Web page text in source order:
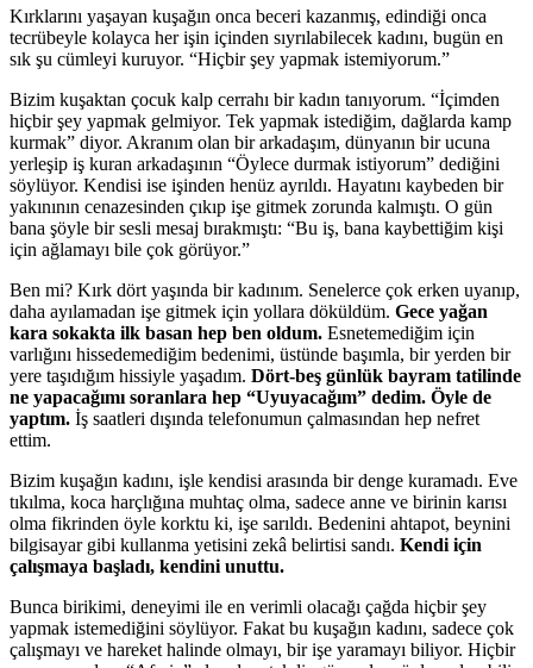
Kırklarını yaşayan kuşağın onca beceri kazanmış, edindiği onca
tecrübeyle kolayca her işin içinden sıyrılabilecek kadını, bugün en
sık şu cümleyi kuruyor. “Hiçbir şey yapmak istemiyorum.”
Bizim kuşaktan çocuk kalp cerrahı bir kadın tanıyorum. “İçimden
hiçbir şey yapmak gelmiyor. Tek yapmak istediğim, dağlarda kamp
kurmak” diyor. Akranım olan bir arkadaşım, dünyanın bir ucuna
yerleşip iş kuran arkadaşının “Öylece durmak istiyorum” dediğini
söylüyor. Kendisi ise işinden henüz ayrıldı. Hayatını kaybeden bir
yakınının cenazesinden çıkıp işe gitmek zorunda kalmıştı. O gün
bana şöyle bir sesli mesaj bırakmıştı: “Bu iş, bana kaybettiğim kişi
için ağlamayı bile çok görüyor.”
Ben mi? Kırk dört yaşında bir kadınım. Senelerce çok erken uyanıp,
daha ayılamadan işe gitmek için yollara döküldüm. Gece yağan
kara sokakta ilk basan hep ben oldum. Esnetemediğim için
varlığını hissedemediğim bedenimi, üstünde başımla, bir yerden bir
yere taşıdığım hissiyle yaşadım. Dört-beş günlük bayram tatilinde
ne yapacağımı soranlara hep “Uyuyacağım” dedim. Öyle de
yaptım. İş saatleri dışında telefonumun çalmasından hep nefret
ettim.
Bizim kuşağın kadını, işle kendisi arasında bir denge kuramadı. Eve
tıkılma, koca harçlığına muhtaç olma, sadece anne ve birinin karısı
olma fikrinden öyle korktu ki, işe sarıldı. Bedenini ahtapot, beynini
bilgisayar gibi kullanma yetisini zekâ belirtisi sandı. Kendi için
çalışmaya başladı, kendini unuttu.
Bunca birikimi, deneyimi ile en verimli olacağı çağda hiçbir şey
yapmak istemediğini söylüyor. Fakat bu kuşağın kadını, sadece çok
çalışmayı ve hareket halinde olmayı, bir işe yaramayı biliyor. Hiçbir